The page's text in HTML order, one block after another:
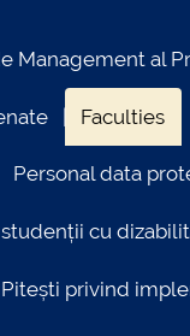
Management al
Faculties
Personal data
cu
privind